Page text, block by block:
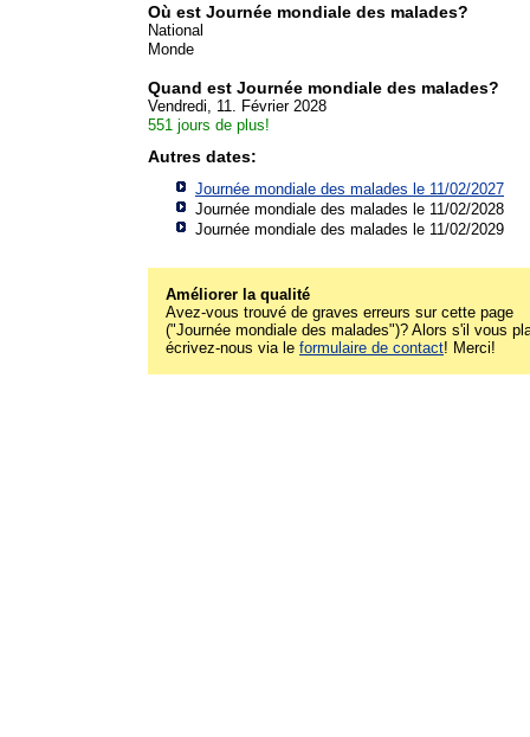
Où est Journée mondiale des malades?
National
Monde
Quand est Journée mondiale des malades?
Vendredi, 11. Février 2028
551 jours de plus!
Autres dates:
Journée mondiale des malades le 11/02/2027
Journée mondiale des malades le 11/02/2028
Journée mondiale des malades le 11/02/2029
Améliorer la qualité
Avez-vous trouvé de graves erreurs sur cette page
("Journée mondiale des malades")? Alors s'il vous
écrivez-nous via le formulaire de contact! Merci!